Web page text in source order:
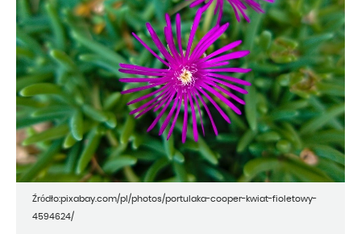
Źródło:pixabay.com/pl/photos/portulaka-cooper-kwiat-fioletowy-
4594624/